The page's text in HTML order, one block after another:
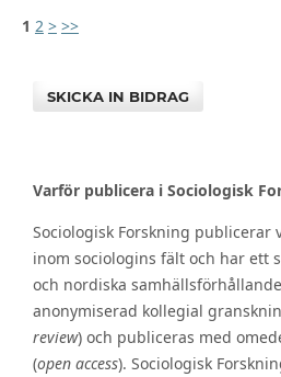
1 2 > >>
SKICKA IN BIDRAG
Varför publicera i Sociologisk
Sociologisk Forskning publicerar
inom sociologins fält och har ett
och nordiska
anonymiserad kollegial
review) och publiceras med
(open access). Sociologisk